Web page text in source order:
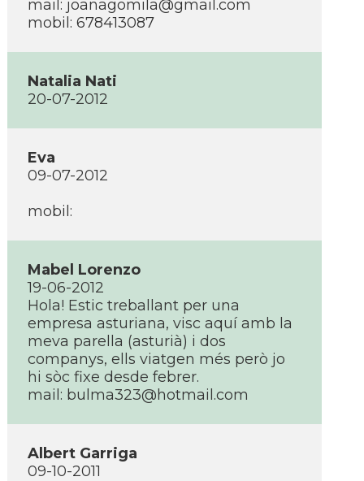
mail: joanagomila@gmail.com
mobil: 678413087
Natalia Nati
20-07-2012
Eva
09-07-2012
mobil:
Mabel Lorenzo
19-06-2012
Hola! Estic treballant per una
empresa asturiana, visc aquí­ amb la
meva parella (asturià) i dos
companys, ells viatgen més però jo
hi sòc fixe desde febrer.
mail: bulma323@hotmail.com
Albert Garriga
09-10-2011